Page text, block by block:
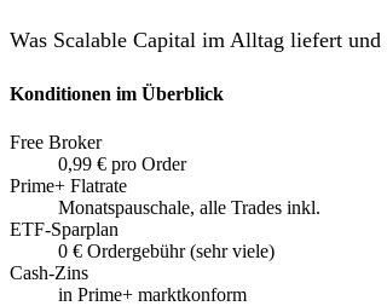
Was Scalable Capital im Alltag liefert und
Konditionen im Überblick
Free Broker
0,99 € pro Order
Prime+ Flatrate
Monatspauschale, alle Trades inkl.
ETF-Sparplan
0 € Ordergebühr (sehr viele)
Cash-Zins
in Prime+ marktkonform